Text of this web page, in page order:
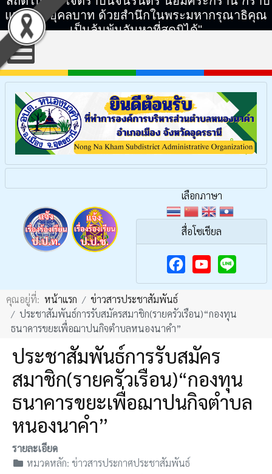
แทบพระยุคลบาท ด้วยสำนึกในพระมหากรุณาธิคุณ
เป็นล้นพ้นอันหาที่สุดมิได้"
เลือกภาษา
สื่อโซเชียล
F
a
c
b
o
k
Y
u
u
b
e
คุณอยู่ที่: หน้าแรก
ข่าวสารประชาสัมพันธ์
ประชาสัมพันธ์การรับสมัครสมาชิก(รายครัวเรือน)“กองทุน
ธนาคารขยะเพื่อฌาปนกิจตำบลหนองนาคำ”
ประชาสัมพันธ์การรับสมัคร
สมาชิก(รายครัวเรือน)“กองทุน
ธนาคารขยะเพื่อฌาปนกิจตำบล
หนองนาคำ”
รายละเอียด
หมวดหลัก: ข่าวสารประกาศประชาสัมพันธ์